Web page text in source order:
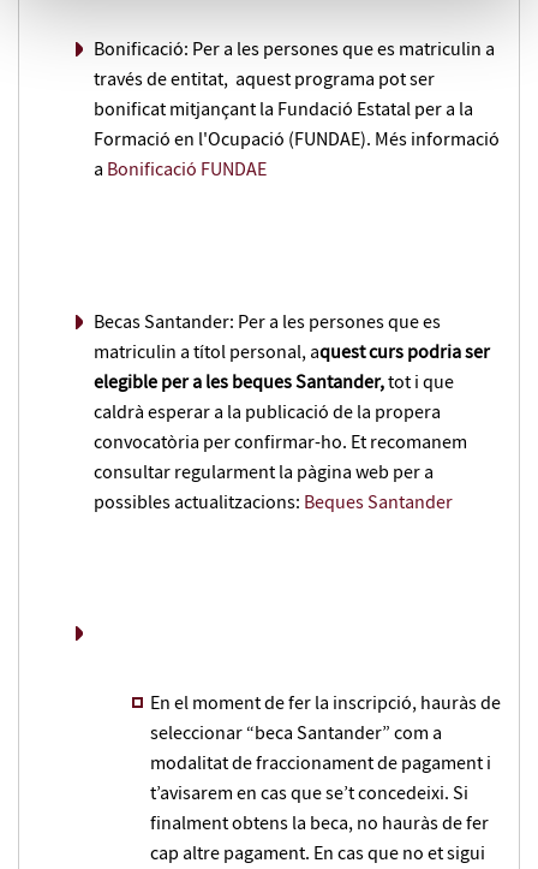
Bonificació: Per a les persones que es matriculin a
través de entitat, aquest programa pot ser
bonificat mitjançant la Fundació Estatal per a la
Formació en l'Ocupació (FUNDAE). Més informació
a Bonificació FUNDAE
Becas Santander: Per a les persones que es
matriculin a títol personal, aquest curs podria ser
elegible per a les beques Santander,tot i que
caldrà esperar a la publicació de la propera
convocatòria per confirmar-ho. Et recomanem
consultar regularment la pàgina web per a
possibles actualitzacions: Beques Santander
En el moment de fer la inscripció, hauràs de
seleccionar “beca Santander” com a
modalitat de fraccionament de pagament i
t’avisarem en cas que se’t concedeixi. Si
finalment obtens la beca, no hauràs de fer
cap altre pagament. En cas que no et sigui